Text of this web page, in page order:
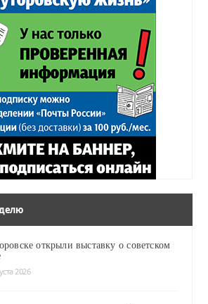
открыли выставку о советском
2026